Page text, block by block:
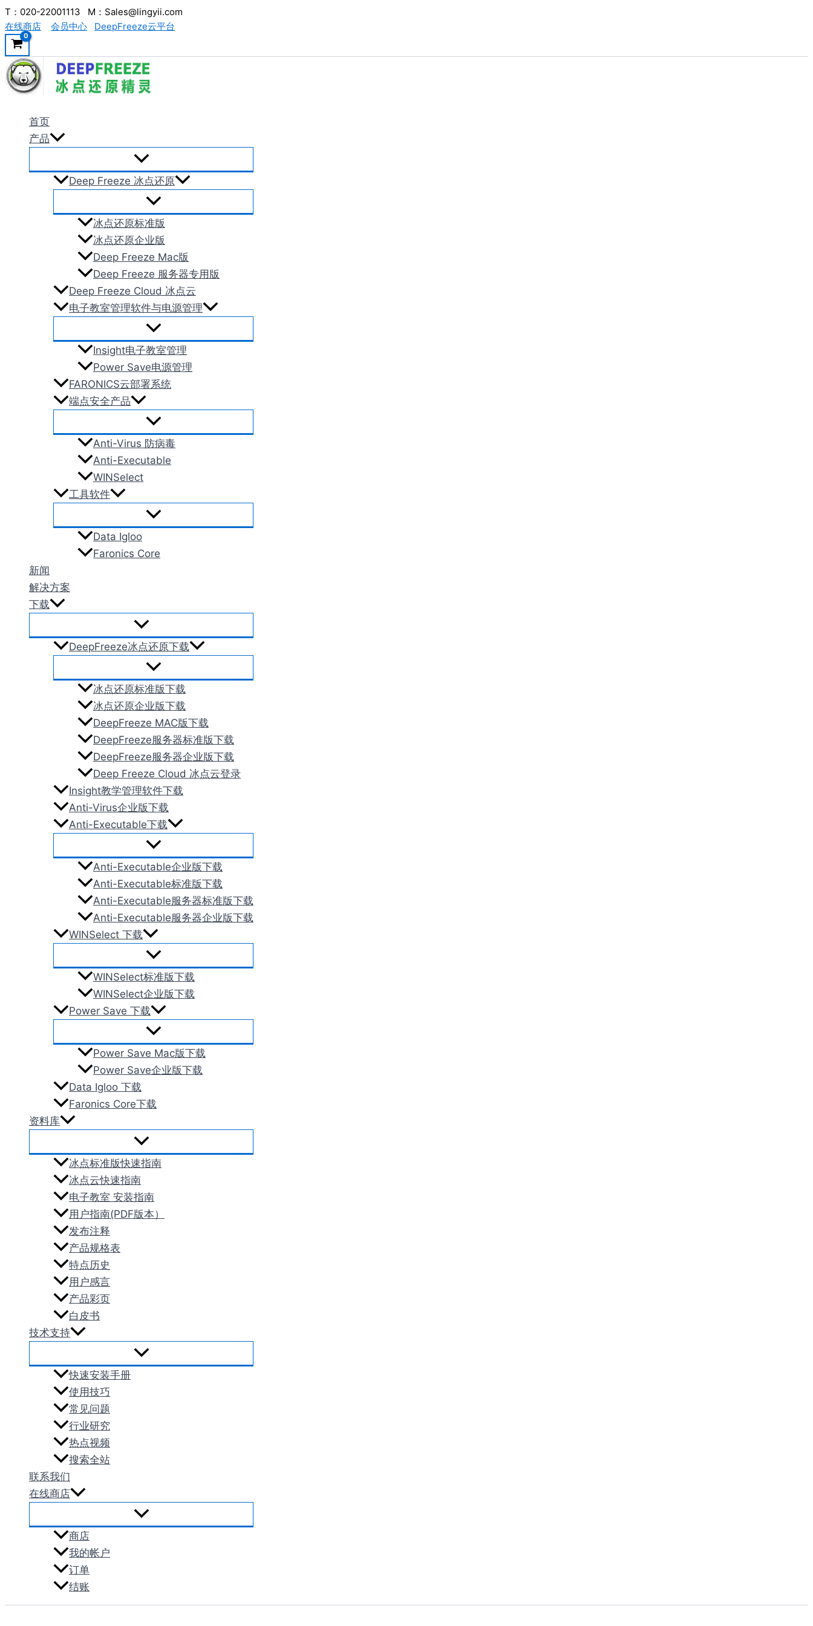
跳
至
内
容
T：020-22001113 M：Sales@lingyii.com
在线商店
会员中心 DeepFreeze云平台
首页
产品
Deep Freeze 冰点还原
冰点还原标准版
冰点还原企业版
Deep Freeze Mac版
Deep Freeze 服务器专用版
Deep Freeze Cloud 冰点云
电子教室管理软件与电源管理
Insight电子教室管理
Power Save电源管理
FARONICS云部署系统
端点安全产品
Anti-Virus 防病毒
Anti-Executable
WINSelect
工具软件
Data Igloo
Faronics Core
新闻
解决方案
下载
DeepFreeze冰点还原下载
冰点还原标准版下载
冰点还原企业版下载
DeepFreeze MAC版下载
DeepFreeze服务器标准版下载
DeepFreeze服务器企业版下载
Deep Freeze Cloud 冰点云登录
Insight教学管理软件下载
Anti-Virus企业版下载
Anti-Executable下载
Anti-Executable企业版下载
Anti-Executable标准版下载
Anti-Executable服务器标准版下载
Anti-Executable服务器企业版下载
WINSelect 下载
WINSelect标准版下载
WINSelect企业版下载
Power Save 下载
Power Save Mac版下载
Power Save企业版下载
Data Igloo 下载
Faronics Core下载
资料库
冰点标准版快速指南
冰点云快速指南
电子教室 安装指南
用户指南(PDF版本）
发布注释
产品规格表
特点历史
用户感言
产品彩页
白皮书
技术支持
快速安装手册
使用技巧
常见问题
行业研究
热点视频
搜索全站
联系我们
在线商店
商店
我的帐户
订单
结账